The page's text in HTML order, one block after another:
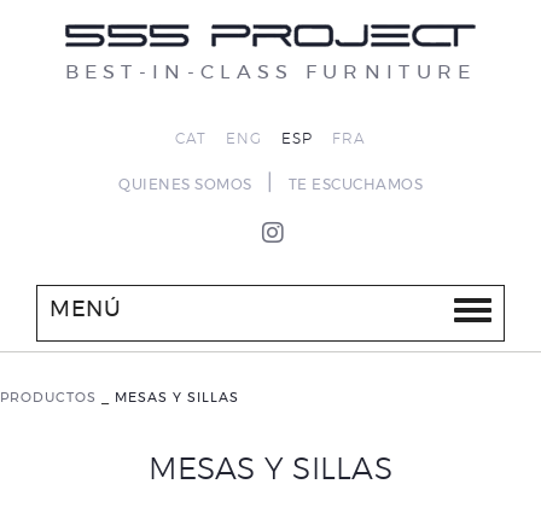
BEST-IN-CLASS FURNITURE
CAT ENG ESP FRA
QUIENES SOMOS TE ESCUCHAMOS
MENÚ
PRODUCTOS MESAS Y SILLAS
MESAS Y SILLAS